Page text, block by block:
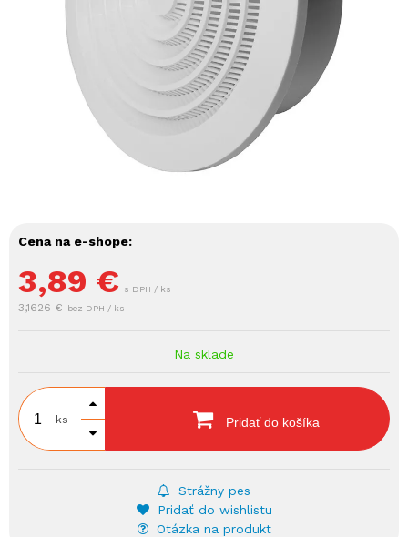
Cena na e-shope:
3,89 € s DPH / ks
3,1626 € bez DPH / ks
Na sklade
ks Pridať do košíka
Strážny pes
Pridať do wishlistu
Otázka na produkt